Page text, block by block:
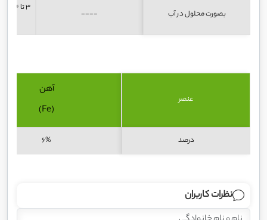
بصورت محلول در آب ----
عنصر
آهن
(Fe)
درصد 6%
نظرات کاربران